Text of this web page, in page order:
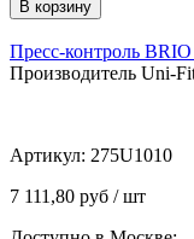
Пресс-контроль
Производитель Uni-
Артикул: 275U1010
7 111,80 руб / шт